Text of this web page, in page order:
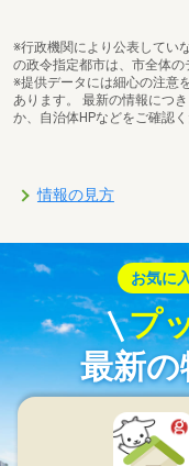
※行政機関により公表してい
の政令指定都市は、市全体の
※提供データには細心の注意
あります。 最新の情報につ
か、自治体HPなどをご確認く
情報の見方
お気に
プ
最新の